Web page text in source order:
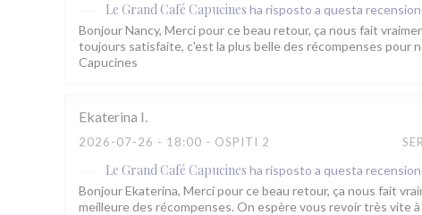
Le Grand Café Capucines ha risposto a questa
Bonjour Nancy, Merci pour ce beau retour, ça nous fait
toujours satisfaite, c'est la plus belle des récompenses pour
Capucines
Ekaterina I
2026-07-26 - 18:00 - OSPITI 2
Le Grand Café Capucines ha risposto a questa
Bonjour Ekaterina, Merci pour ce beau retour, ça nous fait
meilleure des récompenses. On espère vous revoir très vite